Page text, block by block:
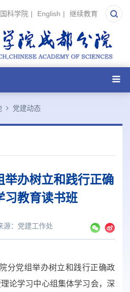
科学院 | English | 继续教育
党建动态
举办树立和践行正确
习教育读书班
源： 党建工作处
分党组举办树立和践行正确政
论学习中心组集体学习会，深